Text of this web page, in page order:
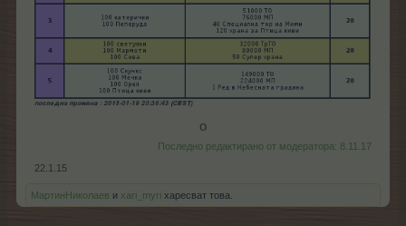
о​
Последно редактирано от модератора: 8.11.17
22.1.15
МартинНиколаев и xari_myri харесват това.